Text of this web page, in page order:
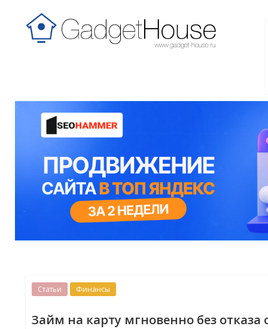
Статьи Финансы
Займ на карту мгновенно без отказа